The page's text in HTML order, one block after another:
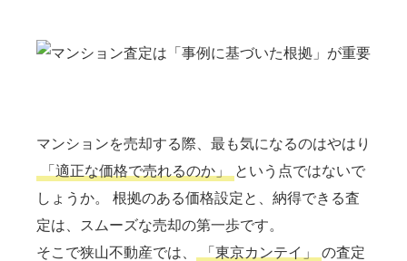
マンションを売却する際、最も気になるのはやはり
「適正な価格で売れるのか」
という点ではないで
しょうか。 根拠のある価格設定と、納得できる査
定は、スムーズな売却の第一歩です。
そこで狭山不動産では、
「東京カンテイ」
の査定